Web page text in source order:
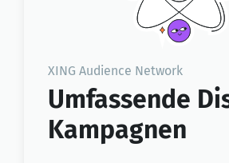
XING Audience Network
Umfassende
Kampagnen